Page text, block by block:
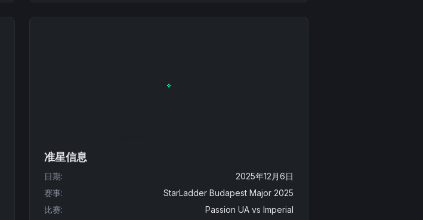
准星信息
日期:
2025年12月6日
赛事:
StarLadder Budapest Major 2025
比赛: Passion UA vs Imperial